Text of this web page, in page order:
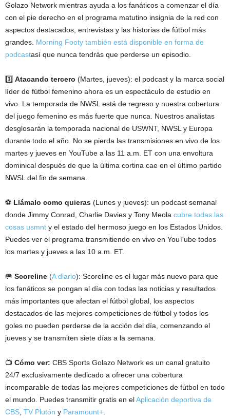
Golazo Network mientras ayuda a los fanáticos a comenzar el día
con el pie derecho en el programa matutino insignia de la red con
aspectos destacados, entrevistas y las historias de fútbol más
grandes. Morning Footy también está disponible en forma de
podcastasí que nunca tendrás que perderse un episodio.
3️⃣ Atacando tercero (Martes, jueves): el podcast y la marca social
líder de fútbol femenino ahora es un espectáculo de estudio en
vivo. La temporada de NWSL está de regreso y nuestra cobertura
del juego femenino es más fuerte que nunca. Nuestros analistas
desglosarán la temporada nacional de USWNT, NWSL y Europa
durante todo el año. No se pierda las transmisiones en vivo de los
martes y jueves en YouTube a las 11 a.m. ET con una envoltura
dominical después de que la última cortina cae en el último partido
NWSL del fin de semana.
⚽ Llámalo como quieras (Lunes y jueves): un podcast semanal
donde Jimmy Conrad, Charlie Davies y Tony Meola cubre todas las
cosas usmnt y el estado del hermoso juego en los Estados Unidos.
Puedes ver el programa transmitiendo en vivo en YouTube todos
los martes y jueves a las 10 a.m. ET.
🥅 Scoreline (A diario): Scoreline es el lugar más nuevo para que
los fanáticos se pongan al día con todas las noticias y resultados
más importantes que afectan el fútbol global, los aspectos
destacados de las mejores competiciones de fútbol y todos los
goles no pueden perderse de la acción del día, comenzando el
jueves y se transmiten siete días a la semana.
📺 Cómo ver: CBS Sports Golazo Network es un canal gratuito
24/7 exclusivamente dedicado a ofrecer una cobertura
incomparable de todas las mejores competiciones de fútbol en todo
el mundo. Puedes transmitir gratis en elAplicación deportiva de
CBS TV Plutón y Paramount+